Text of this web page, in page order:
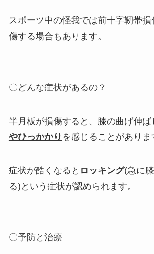
スポーツ中の怪我では前十字靭帯損
傷する場合もあります。
〇どんな症状があるの？
半月板が損傷すると、膝の曲げ伸ば
やひっかかり を感じることがありま
症状が酷くなると ロッキング(急に
る)という症状が認められます。
〇予防と治療